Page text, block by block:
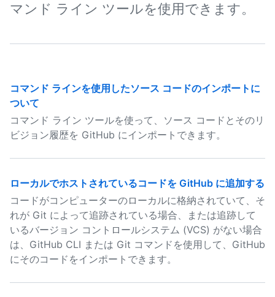
マンド ライン ツールを使用できます。
コマンド ラインを使用したソース コードのインポートに
ついて
コマンド ライン ツールを使って、ソース コードとそのリ
ビジョン履歴を GitHub にインポートできます。
ローカルでホストされているコードを GitHub に追加する
コードがコンピューターのローカルに格納されていて、そ
れが Git によって追跡されている場合、または追跡して
いるバージョン コントロールシステム (VCS) がない場合
は、GitHub CLI または Git コマンドを使用して、GitHub
にそのコードをインポートできます。